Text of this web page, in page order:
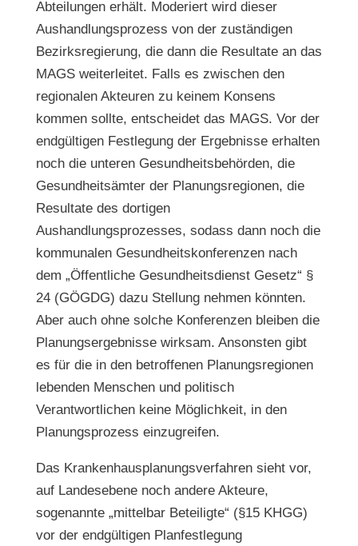
Abteilungen erhält. Moderiert wird dieser
Aushandlungsprozess von der zuständigen
Bezirksregierung, die dann die Resultate an das
MAGS weiterleitet. Falls es zwischen den
regionalen Akteuren zu keinem Konsens
kommen sollte, entscheidet das MAGS. Vor der
endgültigen Festlegung der Ergebnisse erhalten
noch die unteren Gesundheitsbehörden, die
Gesundheitsämter der Planungsregionen, die
Resultate des dortigen
Aushandlungsprozesses, sodass dann noch die
kommunalen Gesundheitskonferenzen nach
dem „Öffentliche Gesundheitsdienst Gesetz“ §
24 (GÖGDG) dazu Stellung nehmen könnten.
Aber auch ohne solche Konferenzen bleiben die
Planungsergebnisse wirksam. Ansonsten gibt
es für die in den betroffenen Planungsregionen
lebenden Menschen und politisch
Verantwortlichen keine Möglichkeit, in den
Planungsprozess einzugreifen.
Das Krankenhausplanungsverfahren sieht vor,
auf Landesebene noch andere Akteure,
sogenannte „mittelbar Beteiligte“ (§15 KHGG)
vor der endgültigen Planfestlegung